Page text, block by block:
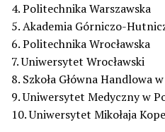
4. Politechnika Warszawska
5. Akademia Górniczo-
6. Politechnika Wrocławska
7. Uniwersytet Wrocławski
8. Szkoła Główna Handlowa
9. Uniwersytet Medyczny w
10. Uniwersytet Mikołaja